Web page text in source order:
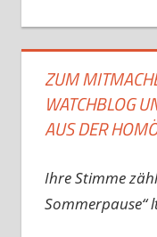
ZUM
WATCHBLOG
AUS DER
Ihre Stimme
Sommerpause“